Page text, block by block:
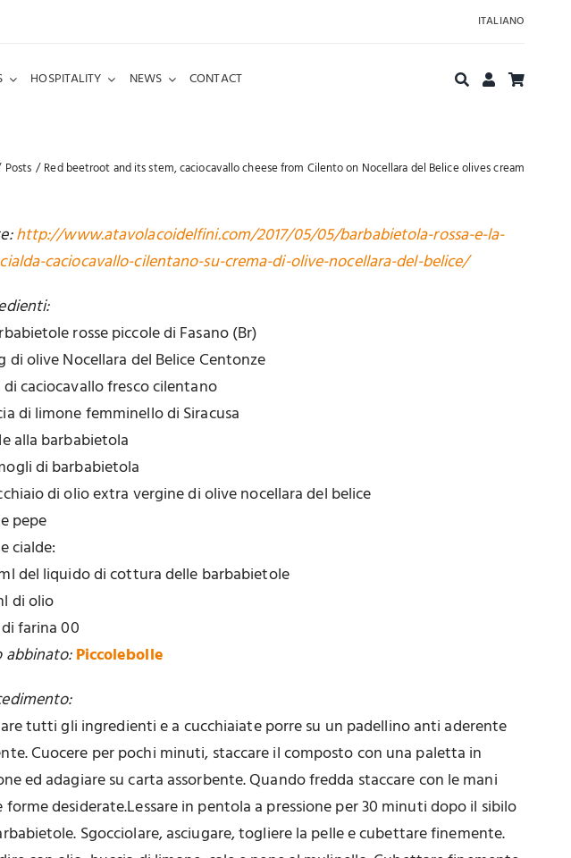
ITALIANO
HOSPITALITY NEWS CONTACT
Posts Red beetroot and its stem, caciocavallo cheese from Cilento on Nocellara del Belice olives cream
http://www.atavolacoidelfini.com/2017/05/05/barbabietola-rossa-e-la-
caciocavallo-cilentano-su-crema-di-olive-nocellara-del-belice/
rosse piccole di Fasano (Br)
di olive Nocellara del Belice Centonze
di caciocavallo fresco cilentano
di limone femminello di Siracusa
alla barbabietola
di barbabietola
di olio extra vergine di olive nocellara del belice
pepe
cialde:
del liquido di cottura delle barbabietole
di olio
farina 00
abbinato:Piccolebolle
tutti gli ingredienti e a cucchiaiate porre su un padellino anti aderente
Cuocere per pochi minuti, staccare il composto con una paletta in
ed adagiare su carta assorbente. Quando fredda staccare con le mani
forme desiderate.Lessare in pentola a pressione per 30 minuti dopo il sibilo
Sgocciolare, asciugare, togliere la pelle e cubettare finemente.